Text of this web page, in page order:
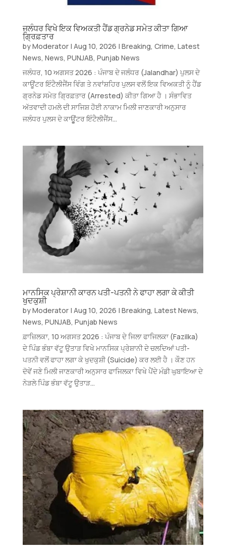
ਜਲੰਧਰ ਵਿਖੇ ਇਕ ਵਿਅਕਤੀ ਹੈਂਡ ਗ੍ਰਨੇਡ ਸਮੇਤ ਕੀਤਾ ਗਿਆ
ਗ੍ਰਿ਼ਫ਼ਤਾਰ
byModerator| Aug 10, 2026 | Breaking, Crime, Latest
News, News, PUNJAB, Punjab News
ਜਲੰਧਰ, 10 ਅਗਸਤ 2026 : ਪੰਜਾਬ ਦੇ ਜਲੰਧਰ (Jalandhar) ਪੁਲਸ ਦੇ
ਕਾਊਂਟਰ ਇੰਟੈਲੀਜੈਂਸ ਵਿੰਗ ਤੇ ਨਵਾਂਸ਼ਹਿਰ ਪੁਲਸ ਵਲੋਂ ਇਕ ਵਿਅਕਤੀ ਨੂੰ ਹੈਂਡ
ਗ੍ਰਨੇਡ ਸਮੇਤ ਗ੍ਰਿਫ਼ਤਾਰ (Arrested) ਕੀਤਾ ਗਿਆ ਹੈ । ਸੰਭਾਵਿਤ
ਅੱਤਵਾਦੀ ਹਮਲੇ ਦੀ ਸਾਜਿਸ਼ ਹੋੋਈ ਨਾਕਾਮ ਮਿਲੀ ਜਾਣਕਾਰੀ ਅਨੁਸਾਰ
ਜਲੰਧਰ ਪੁਲਸ ਦੇ ਕਾਊੂਂਟਰ ਇੰਟੈਲੀਜੈਂਸ...
ਮਾਨਸਿਕ ਪ੍ਰੇਸ਼ਾਨੀ ਕਾਰਨ ਪਤੀ-ਪਤਨੀ ਨੇ ਫਾਹਾ ਲਗਾ ਕੇ ਕੀਤੀ
ਖੁਦਕੁਸ਼ੀ
byModerator| Aug 10, 2026 | Breaking, Latest News,
News, PUNJAB, Punjab News
ਫ਼ਾਜ਼ਿਲਕਾ, 10 ਅਗਸਤ 2026 : ਪੰਜਾਬ ਦੇ ਜਿਲਾ ਫਾਜਿਲਕਾ (Fazilka)
ਦੇ ਪਿੰਡ ਭੰਬਾ ਵੱਟੂ ਉਤਾੜ ਵਿਖੇ ਮਾਨਸਿਕ ਪ੍ਰੇਸ਼ਾਨੀ ਦੇ ਚਲਦਿਆਂ ਪਤੀ-
ਪਤਨੀ ਵਲੋਂ ਫਾਹਾ ਲਗਾ ਕੇ ਖੁਦਕੁਸ਼ੀ (Suicide) ਕਰ ਲਈ ਹੈ । ਕੌਣ ਹਨ
ਦੋਵੇਂ ਜਣੇ ਮਿਲੀ ਜਾਣਕਾਰੀ ਅਨੁਸਾਰ ਫਾਜਿਲਕਾ ਵਿਖੇ ਪੈਂਦੇ ਮੰਡੀ ਘੁਬਾਇਆ ਦੇ
ਨੇੜਲੇ ਪਿੰਡ ਭੰਬਾ ਵੱਟੂ ਉਤਾੜ...